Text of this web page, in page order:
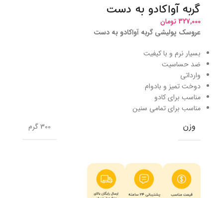
گربه آواکادو به دست
327,000 تومان
عروسک پولیشی گربه آواکادو به دست
بسیار نرم و با کیفیت
ضد حساسیت
وارداتی
دوخت تمیز و بادوام
مناسب برای کادو
مناسب برای تمامی سنین
وزن 300 گرم